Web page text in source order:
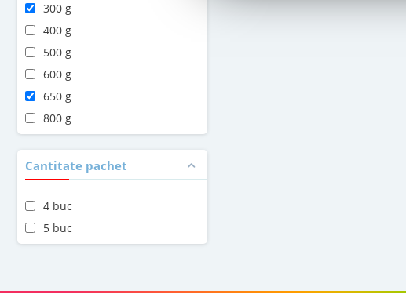
300 g
400 g
500 g
600 g
650 g
800 g
Cantitate pachet
4 buc
5 buc